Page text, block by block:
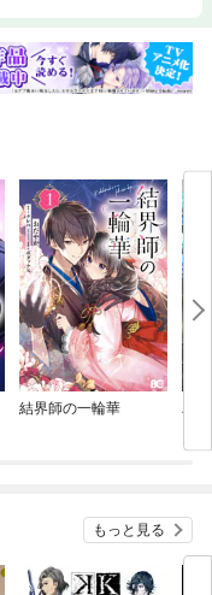
結界師の一輪華
バ
今
もっと見る